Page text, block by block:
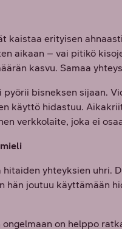
kaistaa erityisen
aikaan – vai pitikö
kasvu. Samaa
pyörii bisneksen sijaan.
käyttö hidastuu.
verkkolaite, joka ei
yhteyksien uhri.
hän joutuu käyttämään
on helppo